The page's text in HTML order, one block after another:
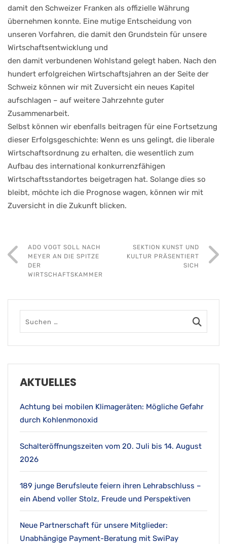
damit den Schweizer Franken als offizielle Währung
übernehmen konnte. Eine mutige Entscheidung von
unseren Vorfahren, die damit den Grundstein für unsere
Wirtschaftsentwicklung und
den damit verbundenen Wohlstand gelegt haben. Nach den
hundert erfolgreichen Wirtschaftsjahren an der Seite der
Schweiz können wir mit Zuversicht ein neues Kapitel
aufschlagen – auf weitere Jahrzehnte guter
Zusammenarbeit.
Selbst können wir ebenfalls beitragen für eine Fortsetzung
dieser Erfolgsgeschichte: Wenn es uns gelingt, die liberale
Wirtschaftsordnung zu erhalten, die wesentlich zum
Aufbau des international konkurrenzfähigen
Wirtschaftsstandortes beigetragen hat. Solange dies so
bleibt, möchte ich die Prognose wagen, können wir mit
Zuversicht in die Zukunft blicken.
ADO VOGT SOLL NACH
MEYER AN DIE SPITZE
DER
WIRTSCHAFTSKAMMER
SEKTION KUNST UND
KULTUR PRÄSENTIERT
SICH
AKTUELLES
Achtung bei mobilen Klimageräten: Mögliche Gefahr
durch Kohlenmonoxid
Schalteröffnungszeiten vom 20. Juli bis 14. August
2026
189 junge Berufsleute feiern ihren Lehrabschluss –
ein Abend voller Stolz, Freude und Perspektiven
Neue Partnerschaft für unsere Mitglieder:
Unabhängige Payment-Beratung mit SwiPay